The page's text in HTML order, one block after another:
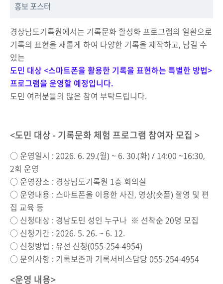
홍보 포스터
경상남도기록원에서는 기록문화 활성화 프로그램의 일환으로
기록의 표현을 새롭게 하여 다양한 기록을 제작하고, 남길 수
있는
도민 대상 <스마트폰을 활용한 기록을 표현하는 특별한 방법>
프로그램을 운영할 예정입니다.
도민 여러분들의 많은 참여 부탁드립니다.
<도민 대상 - 기록문화 체험 프로그램 참여자 모집 >
○ 운영일시 : 2026. 6. 29.(월) ~ 6. 30.(화) / 14:00 ~16:30,
2회 운영
○ 운영장소 : 경상남도기록원 1층 회의실
○ 운영내용 : 스마트폰을 이용한 사진, 영상(숏폼) 촬영 및 편
집 교육 등
○ 신청대상 : 경남도민 성인 누구나 ※ 선착순 20명 모집
○ 신청기간 : 2026. 5. 26. ~ 6. 12.
○ 신청방법 : 유선 신청(055-254-4954)
○ 문의사항 : 기록보존과 기록서비스담당 055-254-4954
<운영 내용>